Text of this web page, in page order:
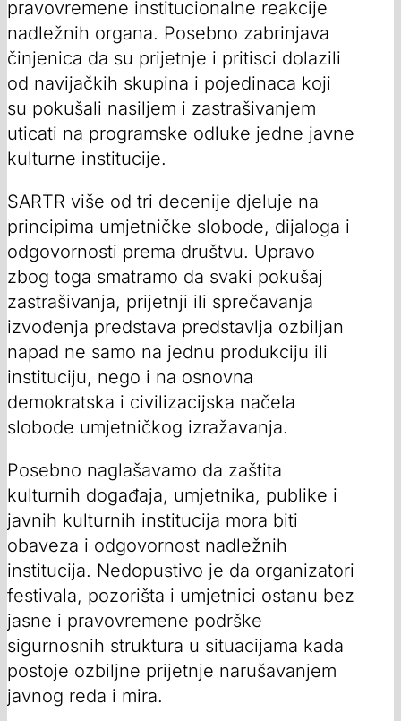
pravovremene institucionalne reakcije
nadležnih organa. Posebno zabrinjava
činjenica da su prijetnje i pritisci dolazili
od navijačkih skupina i pojedinaca koji
su pokušali nasiljem i zastrašivanjem
uticati na programske odluke jedne javne
kulturne institucije.
SARTR više od tri decenije djeluje na
principima umjetničke slobode, dijaloga i
odgovornosti prema društvu. Upravo
zbog toga smatramo da svaki pokušaj
zastrašivanja, prijetnji ili sprečavanja
izvođenja predstava predstavlja ozbiljan
napad ne samo na jednu produkciju ili
instituciju, nego i na osnovna
demokratska i civilizacijska načela
slobode umjetničkog izražavanja.
Posebno naglašavamo da zaštita
kulturnih događaja, umjetnika, publike i
javnih kulturnih institucija mora biti
obaveza i odgovornost nadležnih
institucija. Nedopustivo je da organizatori
festivala, pozorišta i umjetnici ostanu bez
jasne i pravovremene podrške
sigurnosnih struktura u situacijama kada
postoje ozbiljne prijetnje narušavanjem
javnog reda i mira.